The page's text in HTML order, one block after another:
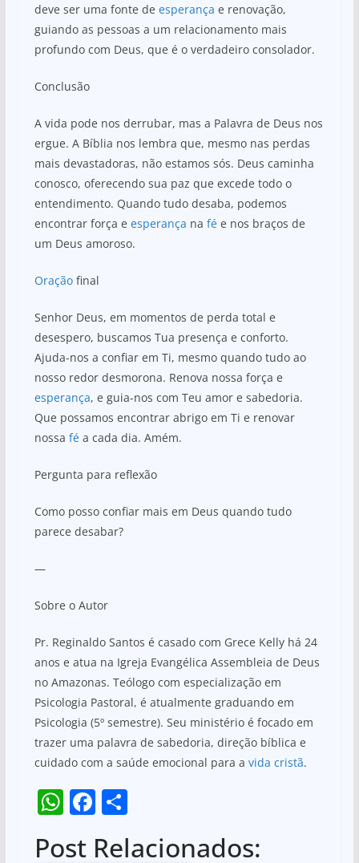
deve ser uma fonte de esperança e renovação,
guiando as pessoas a um relacionamento mais
profundo com Deus, que é o verdadeiro consolador.
Conclusão
A vida pode nos derrubar, mas a Palavra de Deus nos
ergue. A Bíblia nos lembra que, mesmo nas perdas
mais devastadoras, não estamos sós. Deus caminha
conosco, oferecendo sua paz que excede todo o
entendimento. Quando tudo desaba, podemos
encontrar força e esperança na fée nos braços de
um Deus amoroso.
Oraçãofinal
Senhor Deus, em momentos de perda total e
desespero, buscamos Tua presença e conforto.
Ajuda-nos a confiar em Ti, mesmo quando tudo ao
nosso redor desmorona. Renova nossa força e
esperança, e guia-nos com Teu amor e sabedoria.
Que possamos encontrar abrigo em Ti e renovar
nossa féa cada dia. Amém.
Pergunta para reflexão
Como posso confiar mais em Deus quando tudo
parece desabar?
—
Sobre o Autor
Pr. Reginaldo Santos é casado com Grece Kelly há 24
anos e atua na Igreja Evangélica Assembleia de Deus
no Amazonas. Teólogo com especialização em
Psicologia Pastoral, é atualmente graduando em
Psicologia (5º semestre). Seu ministério é focado em
trazer uma palavra de sabedoria, direção bíblica e
cuidado com a saúde emocional para a vida cristã.
W
at
F
c
S
ar
Post Relacionados: